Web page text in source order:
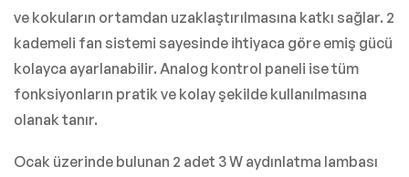
ve kokuların ortamdan uzaklaştırılmasına katkı sağlar. 2
kademeli fan sistemi sayesinde ihtiyaca göre emiş gücü
kolayca ayarlanabilir. Analog kontrol paneli ise tüm
fonksiyonların pratik ve kolay şekilde kullanılmasına
olanak tanır.
Ocak üzerinde bulunan 2 adet 3 W aydınlatma lambası